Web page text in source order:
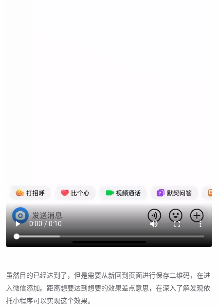
虽然目的已经达到了，但是需要从新回到页面进行保存二维码，在进
入微信添加。距离想要达到想要的效果差点意思，在深入了解发现依
托小程序可以实现这个效果。